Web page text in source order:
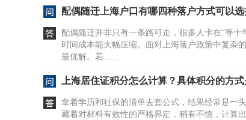
配偶随迁上海户口有哪四种落户方式可以选
配偶随迁并非只有一条路可走，很多人卡在“等十
时间成本能大幅压缩。面对上海落户政策中复杂
最优解。若......
上海居住证积分怎么计算？具体积分的方
拿着学历和社保的清单去套公式，结果经常是一
藏着对材料有效性的严格界定，稍有不慎，计算